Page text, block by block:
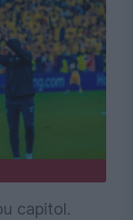
capitol.